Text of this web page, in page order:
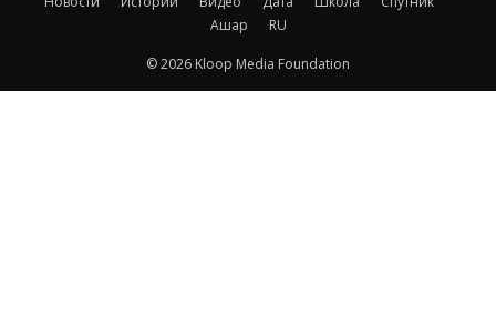
Ашар
RU
© 2026 Kloop Media Foundation